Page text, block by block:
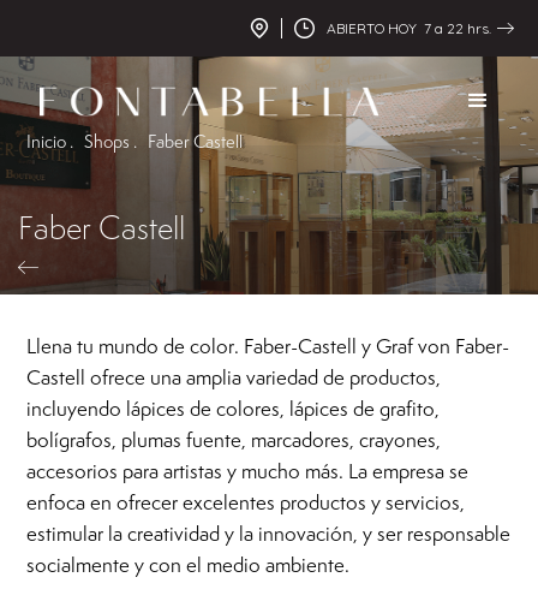
ABIERTO HOY 7 a 22 hrs.
Inicio . Shops . Faber Castell
Faber Castell
Llena tu mundo de color. Faber-Castell y Graf von Faber-
Castell ofrece una amplia variedad de productos,
incluyendo lápices de colores, lápices de grafito,
bolígrafos, plumas fuente, marcadores, crayones,
accesorios para artistas y mucho más. La empresa se
enfoca en ofrecer excelentes productos y servicios,
estimular la creatividad y la innovación, y ser responsable
socialmente y con el medio ambiente.